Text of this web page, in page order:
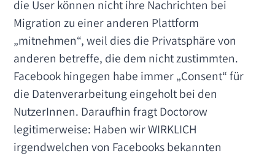
die User können nicht ihre Nachrichten bei
Migration zu einer anderen Plattform
„mitnehmen“, weil dies die Privatsphäre von
anderen betreffe, die dem nicht zustimmten.
Facebook hingegen habe immer „Consent“ für
die Datenverarbeitung eingeholt bei den
NutzerInnen. Daraufhin fragt Doctorow
legitimerweise: Haben wir WIRKLICH
irgendwelchen von Facebooks bekannten